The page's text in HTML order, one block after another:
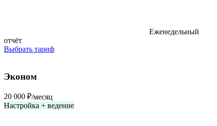
Еженедельный
отчёт
Выбрать тариф
Эконом
20 000 ₽/месяц
Настройка + ведение